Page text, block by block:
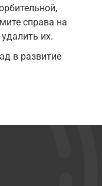
справа на
их.
в развитие